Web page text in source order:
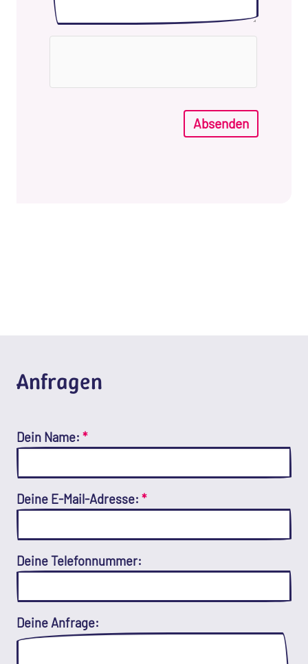
Absenden
Anfragen
Dein Name: *
Deine E-Mail-Adresse: *
Deine Telefonnummer:
Deine Anfrage: